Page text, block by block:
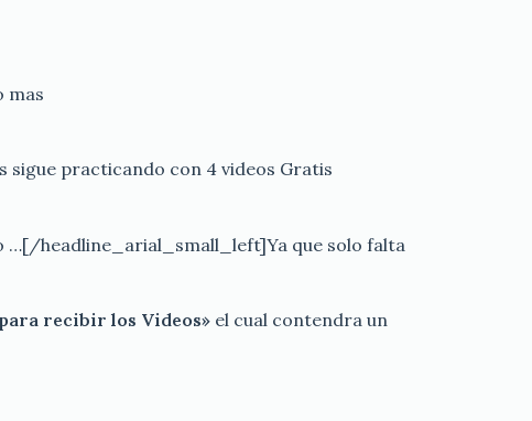
mas
practicando con 4 videos Gratis
…[/headline_arial_small_left]Ya que solo falta
recibir los Videos» el cual contendra un